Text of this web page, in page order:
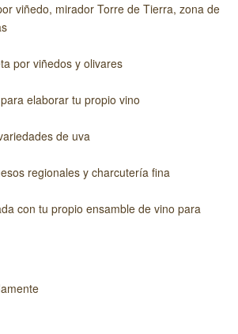
viñedo, mirador Torre de Tierra, zona de
por viñedos y olivares
elaborar tu propio vino
de uva
regionales y charcutería fina
con tu propio ensamble de vino para